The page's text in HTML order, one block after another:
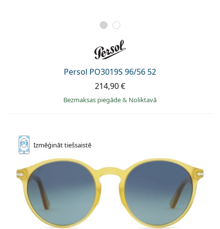
Persol PO3019S 96/56 52
214,90 €
Bezmaksas piegāde& Noliktavā
Izmēģināttiešsaistē